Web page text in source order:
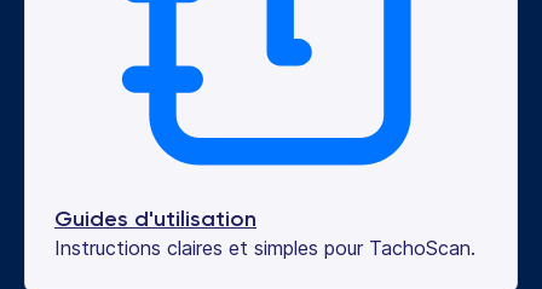
Guides d'utilisation
Instructions claires et simples pour TachoScan.